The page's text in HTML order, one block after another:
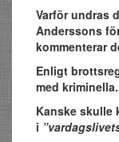
Varför undras
Anderssons
kommenterar
Enligt
med kriminella.
Kanske skulle
i